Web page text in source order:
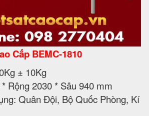
Cấp BEMC-1810
± 10Kg
Rộng 2030 * Sâu 940 mm
Quân Đội, Bộ Quốc Phòng, Kí